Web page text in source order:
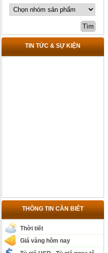
TIN TỨC & SỰ KIỆN
THÔNG TIN CẦN BIẾT
Thời tiết
Giá vàng hôm nay